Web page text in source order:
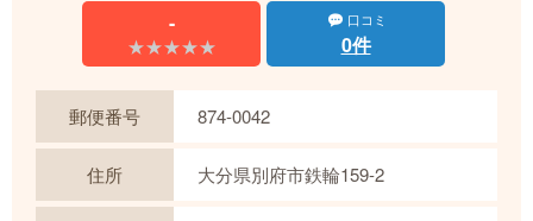
-
★★★★★
★★★★★
口コミ
0件
郵便番号 874-0042
住所 大分県別府市鉄輪159-2